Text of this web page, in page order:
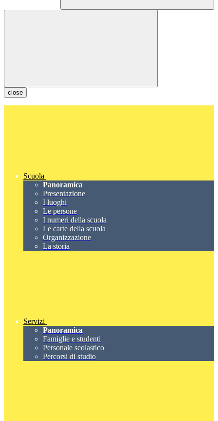
close
Scuola
Panoramica
Presentazione
I luoghi
Le persone
I numeri della scuola
Le carte della scuola
Organizzazione
La storia
Servizi
Panoramica
Famiglie e studenti
Personale scolastico
Percorsi di studio